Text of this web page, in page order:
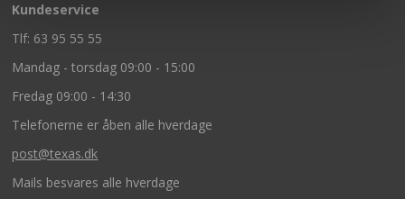
Kundeservice
Tlf: 63 95 55 55
Mandag - torsdag 09:00 - 15:00
Fredag 09:00 - 14:30
Telefonerne er åben alle hverdage
post@texas.dk
Mails besvares alle hverdage